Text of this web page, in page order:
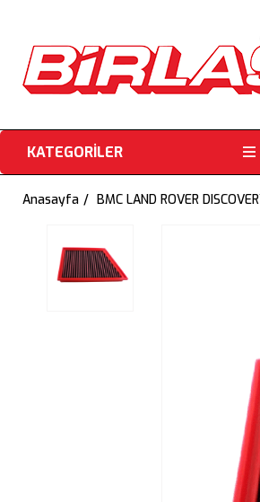
KATEGORİLER
Anasayfa BMC LAND ROVER